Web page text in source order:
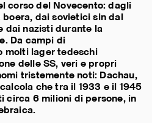
corso del Novecento: dagli
dai sovietici sin dal
dai nazisti durante la
Da campi di
molti lager tedeschi
delle SS, veri e propri
tristemente noti: Dachau,
che tra il 1933 e il 1945
circa 6 milioni di persone, in